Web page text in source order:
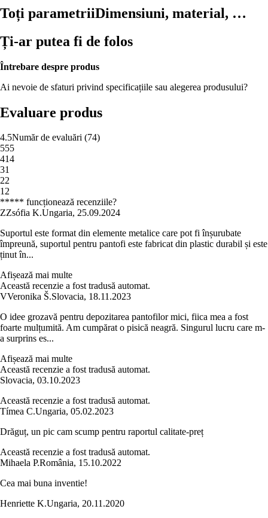
Toți parametriiDimensiuni, material, …
Ți-ar putea fi de folos
Întrebare despre produs
Ai nevoie de sfaturi privind specificațiile sau alegerea produsului?
Evaluare produs
4.5Număr de evaluări (74)
555
414
31
22
12
***** funcționează recenziile?
ZZsófia K.Ungaria, 25.09.2024
Suportul este format din elemente metalice care pot fi înșurubate
împreună, suportul pentru pantofi este fabricat din plastic durabil și este
ținut în...
Afișează mai multe
Această recenzie a fost tradusă automat.
VVeronika Š.Slovacia, 18.11.2023
O idee grozavă pentru depozitarea pantofilor mici, fiica mea a fost
foarte mulțumită. Am cumpărat o pisică neagră. Singurul lucru care m-
a surprins es...
Afișează mai multe
Această recenzie a fost tradusă automat.
Slovacia, 03.10.2023
Această recenzie a fost tradusă automat.
Tímea C.Ungaria, 05.02.2023
Drăguț, un pic cam scump pentru raportul calitate-preț
Această recenzie a fost tradusă automat.
Mihaela P.România, 15.10.2022
Cea mai buna inventie!
Henriette K.Ungaria, 20.11.2020